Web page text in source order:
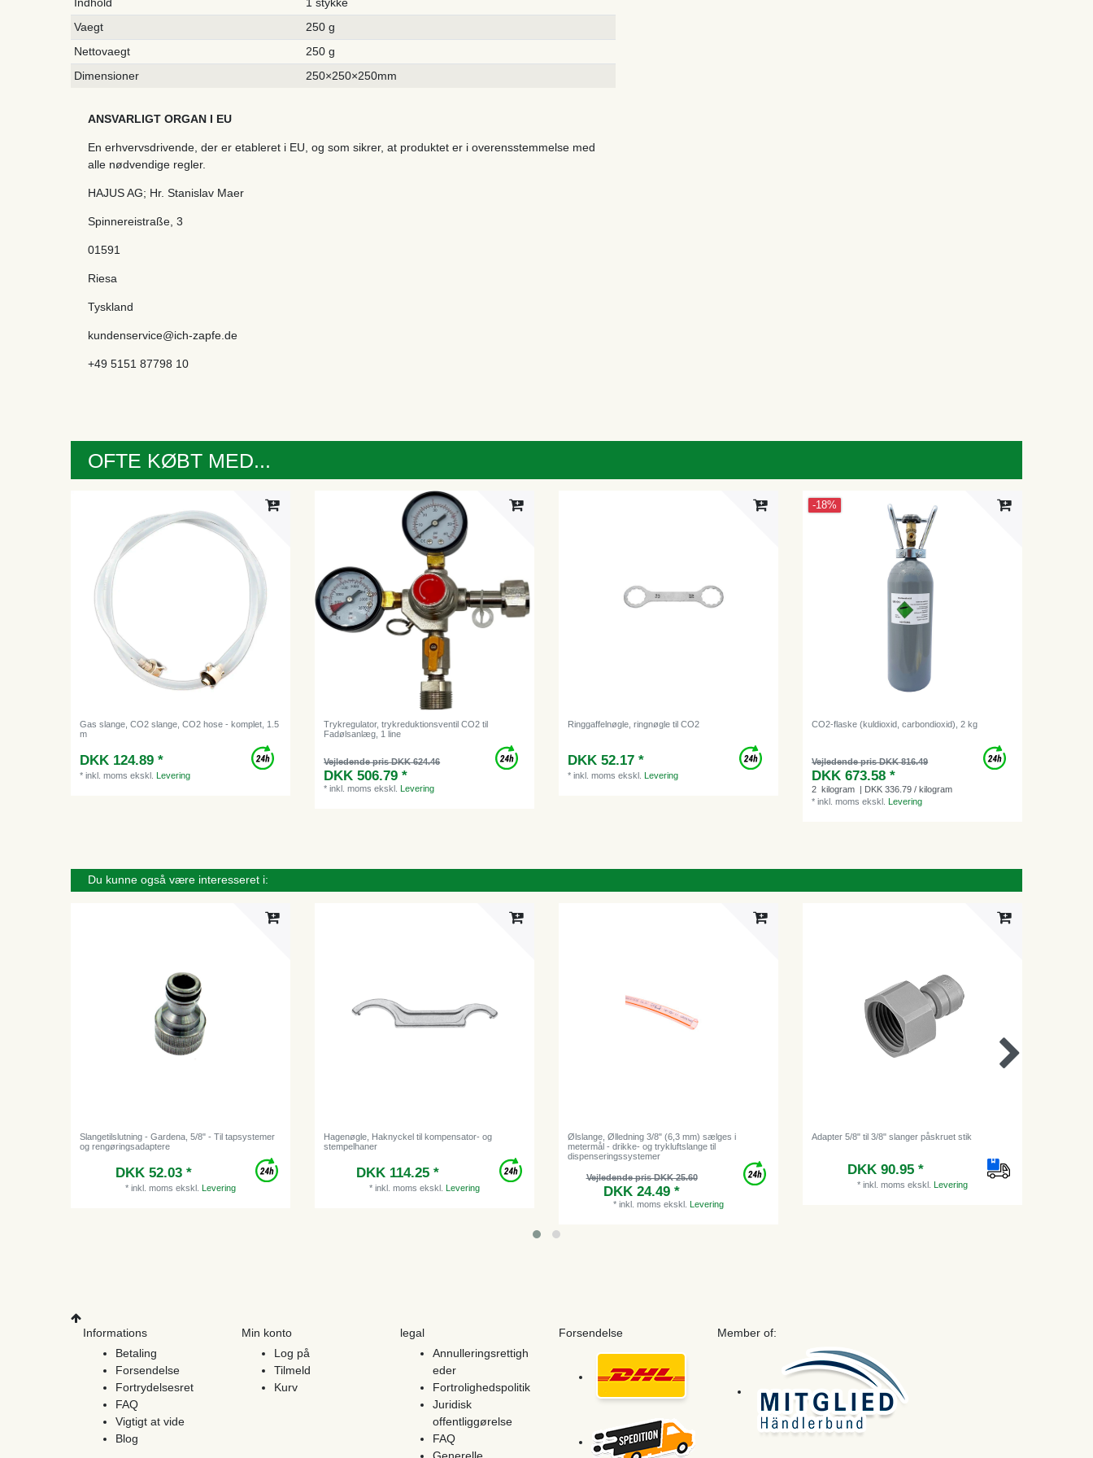
Indhold
1 stykke
Vaegt
250 g
Nettovaegt
250 g
Dimensioner
250×250×250mm
ANSVARLIGT ORGAN I EU
En erhvervsdrivende, der er etableret i EU, og som sikrer, at produktet er i overensstemmelse med
alle nødvendige regler.
HAJUS AG; Hr. Stanislav Maer
Spinnereistraße, 3
01591
Riesa
Tyskland
kundenservice@ich-zapfe.de
+49 5151 87798 10
OFTE KØBT MED...
Gas slange, CO2 slange, CO2 hose - komplet, 1.5
m
DKK 124.89 *
*inkl. moms ekskl.Levering
Trykregulator, trykreduktionsventil CO2 til
Fadølsanlæg, 1 line
Vejledende pris DKK 624.46
DKK 506.79 *
*inkl. moms ekskl.Levering
Ringgaffelnøgle, ringnøgle til CO2
DKK 52.17 *
*inkl. moms ekskl.Levering
-18%
CO2-flaske (kuldioxid, carbondioxid), 2 kg
Vejledende pris DKK 816.49
DKK 673.58 *
2 kilogram | DKK 336.79 / kilogram
*inkl. moms ekskl.Levering
Du kunne også være interesseret i:
Slangetilslutning - Gardena, 5/8" - Til tapsystemer
og rengøringsadaptere
DKK 52.03 *
* inkl. moms ekskl. Levering
Hagenøgle, Haknyckel til kompensator- og
stempelhaner
DKK 114.25 *
* inkl. moms ekskl. Levering
Ølslange, Ølledning 3/8" (6,3 mm) sælges i
metermål - drikke- og trykluftslange til
dispenseringssystemer
Vejledende pris DKK 25.60
DKK 24.49 *
* inkl. moms ekskl. Levering
Adapter 5/8" til 3/8" slanger påskruet stik
DKK 90.95 *
* inkl. moms ekskl. Levering
Informations
Betaling
Forsendelse
Fortrydelsesret
FAQ
Vigtigt at vide
Blog
Min konto
Log på
Tilmeld
Kurv
legal
Annulleringsrettigh
eder
Fortrolighedspolitik
Juridisk
offentliggørelse
FAQ
Forsendelse Member of: